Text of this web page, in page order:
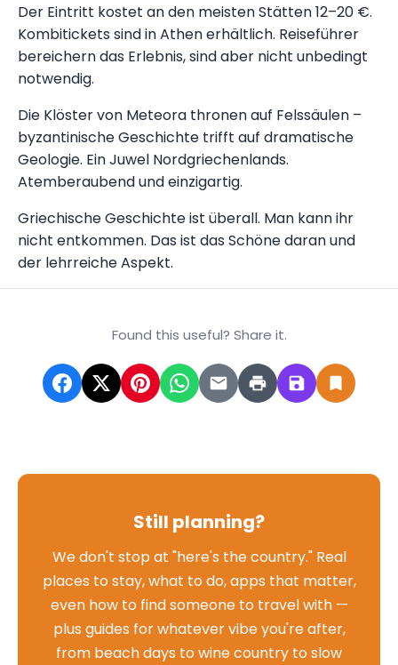
Der Eintritt kostet an den meisten Stätten 12–20 €.
Kombitickets sind in Athen erhältlich. Reiseführer
bereichern das Erlebnis, sind aber nicht unbedingt
notwendig.
Die Klöster von Meteora thronen auf Felssäulen –
byzantinische Geschichte trifft auf dramatische
Geologie. Ein Juwel Nordgriechenlands.
Atemberaubend und einzigartig.
Griechische Geschichte ist überall. Man kann ihr
nicht entkommen. Das ist das Schöne daran und
der lehrreiche Aspekt.
Found this useful? Share it.
Still planning?
We don't stop at "here's the country." Real
places to stay, what to do, apps that matter,
even how to find someone to travel with —
plus guides for whatever vibe you're after,
from beach days to wine country to slow